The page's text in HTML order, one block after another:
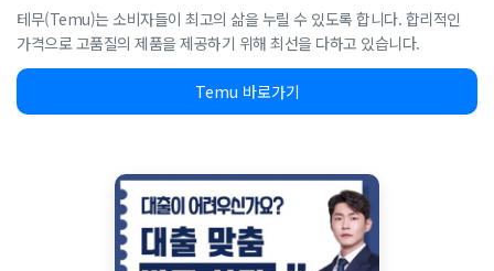
테무(Temu)는 소비자들이 최고의 삶을 누릴 수 있도록 합니다. 합리적인
가격으로 고품질의 제품을 제공하기 위해 최선을 다하고 있습니다.
Temu 바로가기